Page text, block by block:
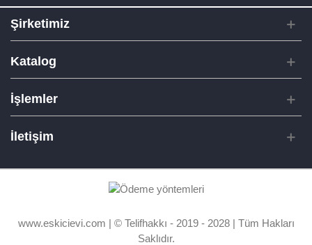
Şirketimiz
Katalog
İşlemler
İletişim
www.eskicievi.com | © Telifhakkı - 2019 - 2028 | Tüm Hakları
Saklıdır.